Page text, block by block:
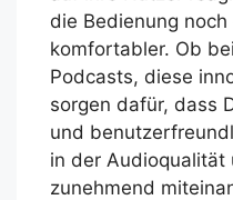
die Bedienung
komfortabler. Ob
Podcasts, diese
sorgen dafür, dass
und
in der Audioqualität
zunehmend